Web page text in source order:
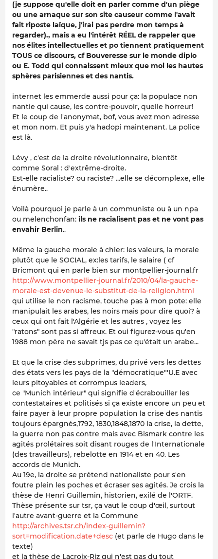
(je suppose qu'elle doit en parler comme d'un piège
ou une arnaque sur son site causeur comme l'avait
fait riposte laïque, j'irai pas perdre mon temps à
regarder)., mais a eu l'intérêt RÉEL de rappeler que
nos élites intellectuelles et po tiennent pratiquement
TOUS ce discours, cf Bouveresse sur le monde diplo
ou E. Todd qui connaissent mieux que moi les hautes
sphères parisiennes et des nantis.
internet les emmerde aussi pour ça: la populace non
nantie qui cause, les contre-pouvoir, quelle horreur!
Et le coup de l'anonymat, bof, vous avez mon adresse
et mon nom. Et puis y'a hadopi maintenant. La police
est là.
Lévy , c'est de la droite révolutionnaire, bientôt
comme Soral : d'extrême-droite.
Est-elle racialiste? ou raciste? ...elle se décomplexe, elle
énumère..
Voilà pourquoi je parle à un communiste ou à un npa
ou melenchonfan: ils ne racialisent pas et ne vont pas
envahir Berlin..
Même la gauche morale à chier: les valeurs, la morale
plutôt que le SOCIAL, ex:les tarifs, le salaire ( cf
Bricmont qui en parle bien sur montpellier-journal.fr
http://www.montpellier-journal.fr/2010/04/la-gauche-
morale-est-devenue-le-substitut-de-la-religion.html
qui utilise le non racisme, touche pas à mon pote: elle
manipulait les arabes, les noirs mais pour dire quoi? à
ceux qui ont fait l'Algérie et les autres , voyez les
"ratons" sont pas si affreux. Et oui figurez-vous qu'en
1988 mon père ne savait tjs pas ce qu'était un arabe...
Et que la crise des subprimes, du privé vers les dettes
des états vers les pays de la "démocratique"'U.E avec
leurs pitoyables et corrompus leaders,
ce "Munich intérieur" qui signifie d'écrabouiller les
contestataires et politisés si ça existe encore un peu et
faire payer à leur propre population la crise des nantis
toujours épargnés,1792, 1830,1848,1870 la crise, la dette,
la guerre non pas contre mais avec Bismark contre les
agités prolétaires soit disant rouges de l'Internationale
(des travailleurs), rebelotte en 1914 et en 40. Les
accords de Munich.
Au 19e, la droite se prétend nationaliste pour s'en
foutre plein les poches et écraser ses agités. Je crois la
thèse de Henri Guillemin, historien, exilé de l'ORTF.
Thèse présente sur tsr, ça vaut le coup d'œil, surtout
l'autre avant-guerre et la Commune
http://archives.tsr.ch/index-guillemin?
sort=modification.date+desc (et parle de Hugo dans le
texte)
et la thèse de Lacroix-Riz qui n'est pas du tout